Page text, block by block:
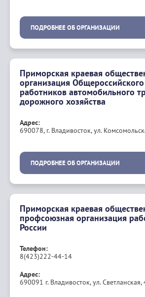
ПОДРОБНЕЕ ОБ ОРГАНИЗАЦИИ
Приморская краевая
организация
работников автомобильного
дорожного хозяйства
Адрес:
690078, г. Владивосток, ул.
ПОДРОБНЕЕ ОБ ОРГАНИЗАЦИИ
Приморская краевая
профсоюзная организация
России
Телефон:
8(423)222-44-14
Адрес:
690091 г. Владивосток, ул. Светланская,